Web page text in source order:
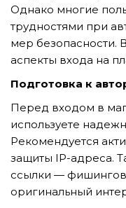
TƯ VẤN
Однако многие
трудностями при
мер безопасности.
аспекты входа на
Подготовка к
Перед входом в
используете
Рекомендуется
защиты IP-адреса.
ссылки —
оригинальный